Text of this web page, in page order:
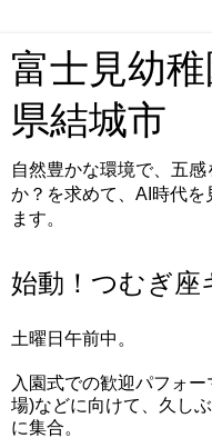
富士見幼
県結城市
自然豊かな環境で、五
か？を求めて、AI時代
ます。
始動！つむぎ座
土曜日午前中。
入園式での歓迎パフォ
場)などに向けて、久し
に集合。